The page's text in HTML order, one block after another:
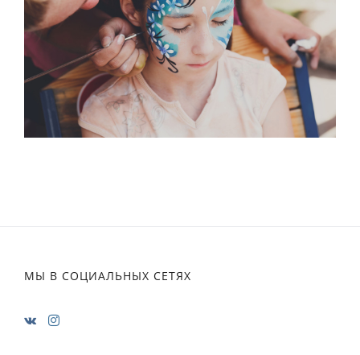
МЫ В СОЦИАЛЬНЫХ СЕТЯХ